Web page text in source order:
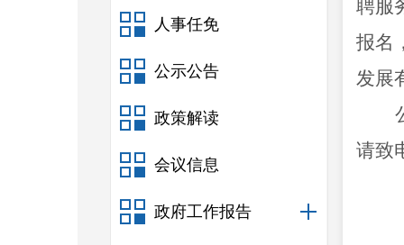
人事任免
公示公告
政策解读
会议信息
政府工作报告
聘服
报名
发展
请致